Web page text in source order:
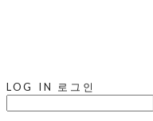
LOG IN 로그인